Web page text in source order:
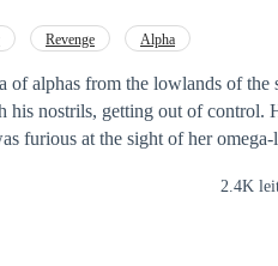
Revenge Alpha
of alphas from the lowlands of the
his nostrils, getting out of control.
furious at the sight of her omega-
do with his mate, for the good of
2.4K